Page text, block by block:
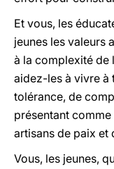
Et vous, les
jeunes les valeurs
à la complexité de
aidez-les à vivre à
tolérance, de
présentant
artisans de paix et
Vous, les jeunes,